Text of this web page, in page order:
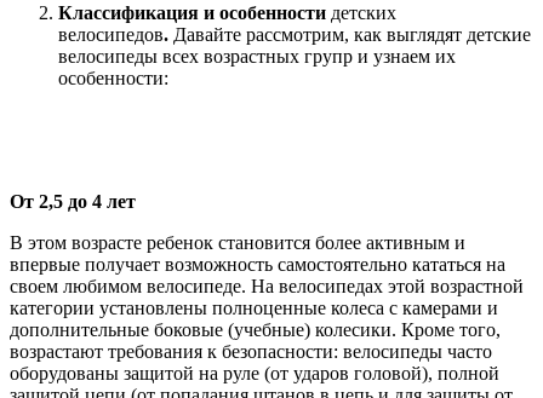
Классификация и особенности детских
велосипедов. Давайте рассмотрим, как выглядят детские
велосипеды всех возрастных групр и узнаем их
особенности:
От 2,5 до 4 лет
В этом возрасте ребенок становится более активным и
впервые получает возможность самостоятельно кататься на
своем любимом велосипеде. На велосипедах этой возрастной
категории установлены полноценные колеса с камерами и
дополнительные боковые (учебные) колесики. Кроме того,
возрастают требования к безопасности: велосипеды часто
оборудованы защитой на руле (от ударов головой), полной